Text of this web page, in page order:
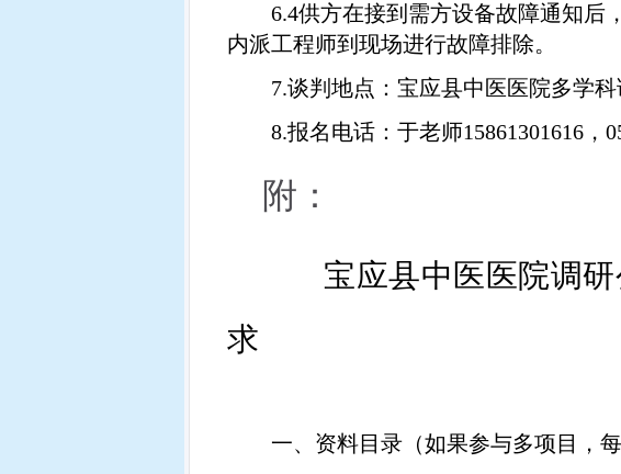
6.4供方在接到需方设备故障通知后，
内派工程师到现场进行故障排除。
7.谈判地点：宝应县中医医院多学
8.报名电话：于老师15861301616 ，
附：
宝应县中医医院调
求
一、资料目录（如果参与多项目，